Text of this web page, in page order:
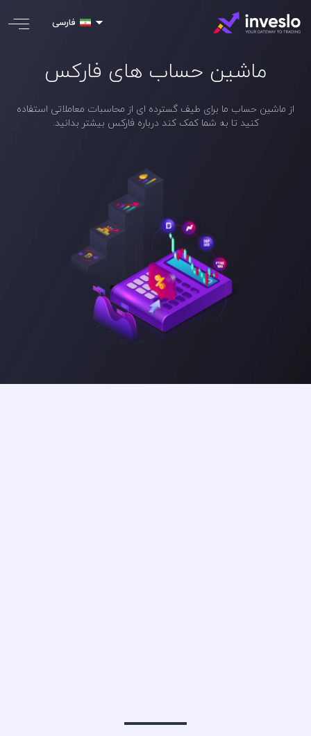
فارسی
ماشین حساب های فارکس
از ماشین حساب ما برای طیف گسترده ای از محاسبات معاملاتی استفاده
کنید تا به شما کمک کند درباره فارکس بیشتر بدانید.